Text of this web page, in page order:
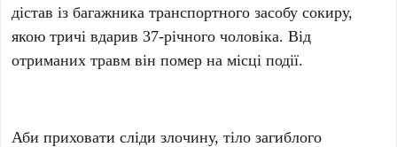
дістав із багажника транспортного засобу сокиру,
якою тричі вдарив 37-річного чоловіка. Від
отриманих травм він помер на місці події.
Аби приховати сліди злочину, тіло загиблого